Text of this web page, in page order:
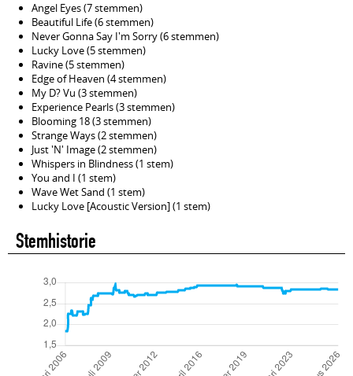
Angel Eyes (7 stemmen)
Beautiful Life (6 stemmen)
Never Gonna Say I'm Sorry (6 stemmen)
Lucky Love (5 stemmen)
Ravine (5 stemmen)
Edge of Heaven (4 stemmen)
My D? Vu (3 stemmen)
Experience Pearls (3 stemmen)
Blooming 18 (3 stemmen)
Strange Ways (2 stemmen)
Just 'N' Image (2 stemmen)
Whispers in Blindness (1 stem)
You and I (1 stem)
Wave Wet Sand (1 stem)
Lucky Love [Acoustic Version] (1 stem)
Stemhistorie